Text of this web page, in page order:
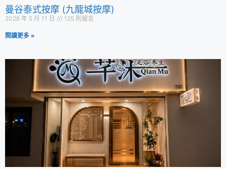
曼谷泰式按摩 (九龍城按摩)
2026 年 5 月 11 日 125 則留言
閱讀更多 »